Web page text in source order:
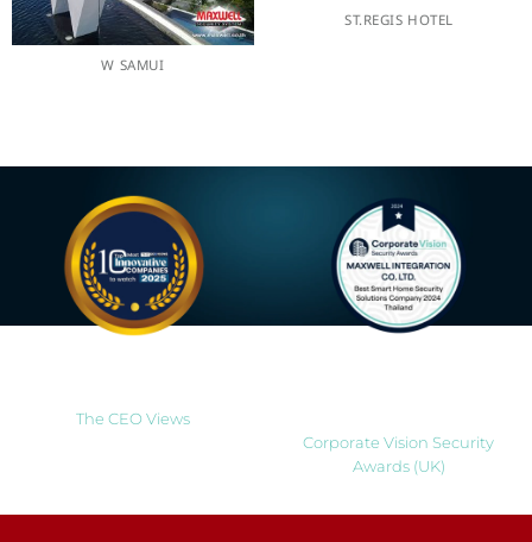
W SAMUI
ST.REGIS HOTEL
The CEO Views
Corporate Vision Security
Awards (UK)